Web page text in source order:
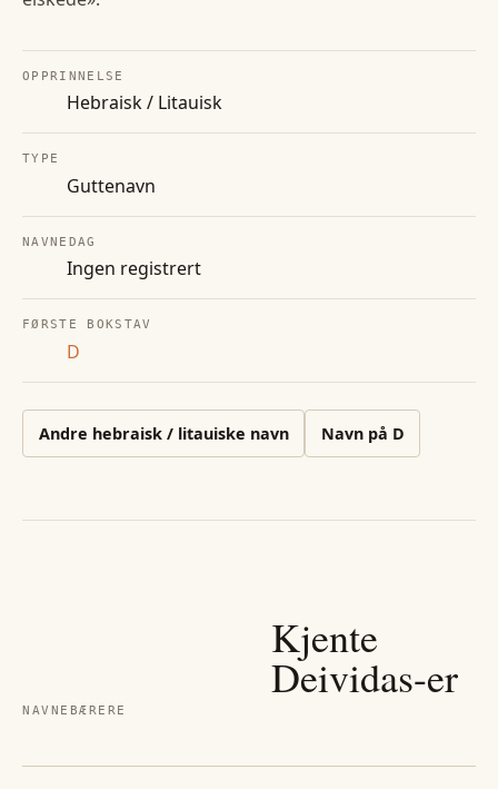
OPPRINNELSE
Hebraisk / Litauisk
TYPE
Guttenavn
NAVNEDAG
Ingen registrert
FØRSTE BOKSTAV
D
Andre hebraisk / litauiske navn Navn på D
NAVNEBÆRERE
Kjente
Deividas-er